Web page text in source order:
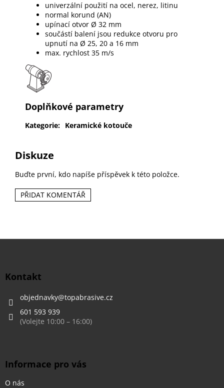
univerzální použití na ocel, nerez, litinu
normal korund (AN)
upínací otvor Ø 32 mm
součástí balení jsou redukce otvoru pro
upnutí na Ø 25, 20 a 16 mm
max. rychlost 35 m/s
Doplňkové parametry
Kategorie: Keramické kotouče
Diskuze
Buďte první, kdo napíše příspěvek k této položce.
PŘIDAT KOMENTÁŘ
Z
Kontakt
objednavky@topabrasive.cz
601 593 939
Informace pro vás
O nás